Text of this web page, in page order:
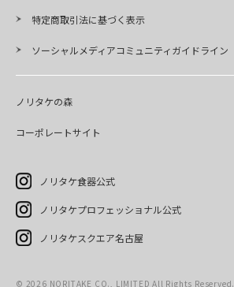
特定商取引法に基づく表示
ソーシャルメディアコミュニティガイドライン
ノリタケの森
コーポレートサイト
ノリタケ食器公式
ノリタケプロフェッショナル公式
ノリタケスクエア名古屋
© 2026 NORITAKE CO., LIMITED All Rights Reserved.